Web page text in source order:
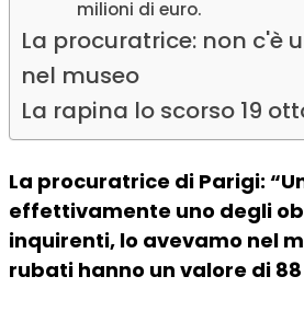
milioni di euro.
La procuratrice: non c'è
nel museo
La rapina lo scorso 19
La procuratrice di Parigi:
effettivamente uno degli
inquirenti, lo avevamo nel
rubati hanno un valore di